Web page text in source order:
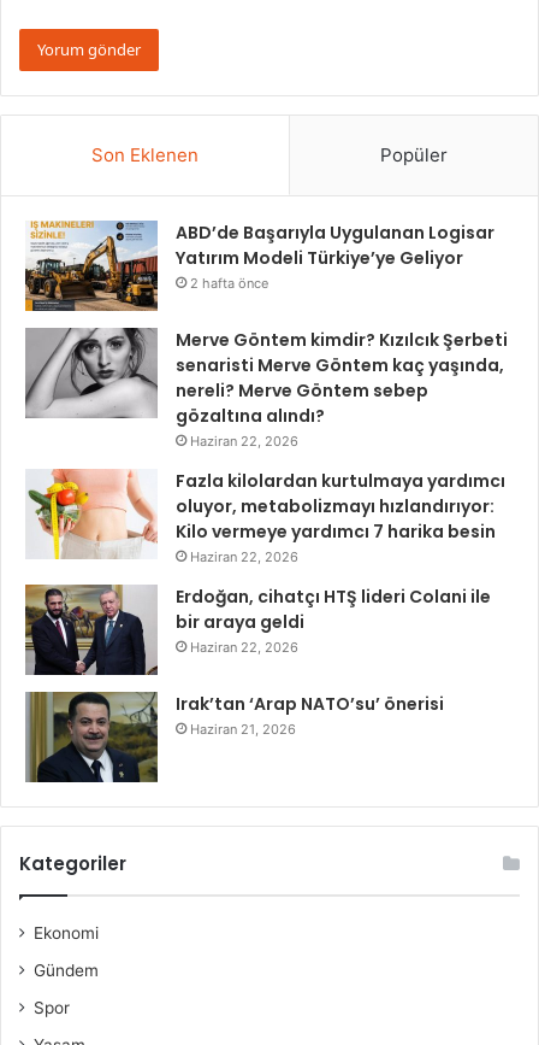
Son Eklenen Popüler
ABD’de Başarıyla Uygulanan Logisar
Yatırım Modeli Türkiye’ye Geliyor
2 hafta önce
Merve Göntem kimdir? Kızılcık Şerbeti
senaristi Merve Göntem kaç yaşında,
nereli? Merve Göntem sebep
gözaltına alındı?
Haziran 22, 2026
Fazla kilolardan kurtulmaya yardımcı
oluyor, metabolizmayı hızlandırıyor:
Kilo vermeye yardımcı 7 harika besin
Haziran 22, 2026
Erdoğan, cihatçı HTŞ lideri Colani ile
bir araya geldi
Haziran 22, 2026
Irak’tan ‘Arap NATO’su’ önerisi
Haziran 21, 2026
Kategoriler
Ekonomi
Gündem
Spor